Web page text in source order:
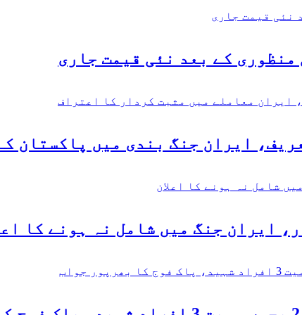
کے بعد نئی قیمت جاری
ایران جنگ بندی میں پاکستان
ایران جنگ میں شامل نہ ہونے کا